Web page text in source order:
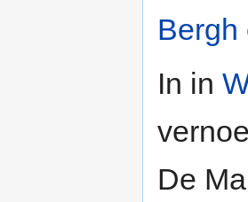
Bergh
In in
De